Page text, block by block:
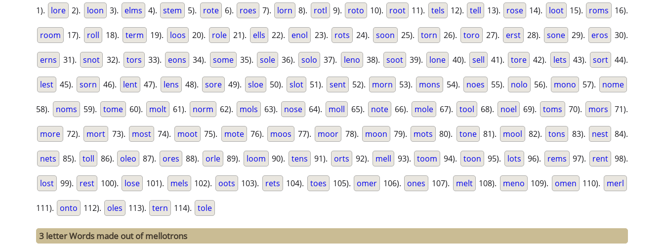
1). lore 2). loon 3). elms 4). stem 5). rote 6). roes 7). lorn 8). rotl 9). roto 10). root 11). tels 12). tell 13). rose 14). loot 15). roms 16).
room 17). roll 18). term 19). loos 20). role 21). ells 22). enol 23). rots 24). soon 25). torn 26). toro 27). erst 28). sone 29). eros 30).
erns 31). snot 32). tors 33). eons 34). some 35). sole 36). solo 37). leno 38). soot 39). lone 40). sell 41). tore 42). lets 43). sort 44).
lest 45). sorn 46). lent 47). lens 48). sore 49). sloe 50). slot 51). sent 52). morn 53). mons 54). noes 55). nolo 56). mono 57). nome
58). noms 59). tome 60). molt 61). norm 62). mols 63). nose 64). moll 65). note 66). mole 67). tool 68). noel 69). toms 70). mors 71).
more 72). mort 73). most 74). moot 75). mote 76). moos 77). moor 78). moon 79). mots 80). tone 81). mool 82). tons 83). nest 84).
nets 85). toll 86). oleo 87). ores 88). orle 89). loom 90). tens 91). orts 92). mell 93). toom 94). toon 95). lots 96). rems 97). rent 98).
lost 99). rest 100). lose 101). mels 102). oots 103). rets 104). toes 105). omer 106). ones 107). melt 108). meno 109). omen 110). merl
111). onto 112). oles 113). tern 114). tole
3 letter Words made out of mellotrons